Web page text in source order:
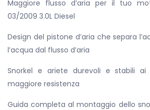
Maggiore flusso d’aria per il tuo
03/2009 3.0L Diesel
Design del pistone d’aria che separa
l’acqua dal flusso d’aria
Snorkel e ariete durevoli e stabili
maggiore resistenza
Guida completa al montaggio dello